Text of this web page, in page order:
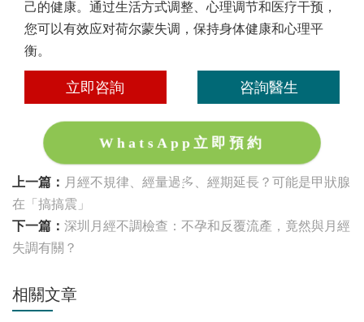
己的健康。通过生活方式调整、心理调节和医疗干预，
您可以有效应对荷尔蒙失调，保持身体健康和心理平
衡。
立即咨詢 咨詢醫生
WhatsApp立即預約
上一篇： 月經不規律、經量過多、經期延長？可能是甲狀腺
在「搞搞震」
下一篇： 深圳月經不調檢查：不孕和反覆流產，竟然與月經
失調有關？
相關文章